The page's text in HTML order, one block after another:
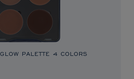
PALETTE 4 COLORS